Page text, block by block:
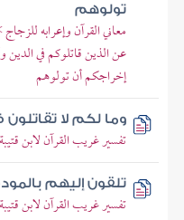
تولوهم
معاني القرآن وإعرابه
عن الذين قاتلوكم في
إخراجكم أن تولوهم
وما لكم لا
تفسير غريب القرآن لابن
تلقون إليهم
تفسير غريب القرآن لابن